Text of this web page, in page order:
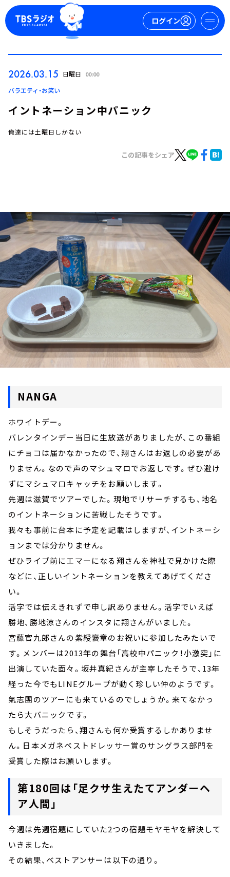
ログイン
ログイン
トピックス
TBS Podcast
お知らせ
イベント・グッズ
YouTube
会社情報
2026.03.15 日曜日 00:00
バラエティ・お笑い
イントネーション中パニック
俺達には土曜日しかない
この記事をシェア
NANGA
ホワイトデー。
バレンタインデー当日に生放送がありましたが、この番組
にチョコは届かなかったので、翔さんはお返しの必要があ
りません。なので声のマシュマロでお返しです。ぜひ避け
ずにマシュマロキャッチをお願いします。
先週は滋賀でツアーでした。現地でリサーチするも、地名
のイントネーションに苦戦したそうです。
我々も事前に台本に予定を記載はしますが、イントネーシ
ョンまでは分かりません。
ぜひライブ前にエマーになる翔さんを神社で見かけた際
などに、正しいイントネーションを教えてあげてくださ
い。
活字では伝えきれずで申し訳ありません。活字でいえば
勝地、勝地涼さんのインスタに翔さんがいました。
宮藤官九郎さんの紫綬褒章のお祝いに参加したみたいで
す。メンバーは2013年の舞台「高校中パニック！小激突」に
出演していた面々。坂井真紀さんが主宰したそうで、13年
経った今でもLINEグループが動く珍しい仲のようです。
氣志團のツアーにも来ているのでしょうか。来てなかっ
たら大パニックです。
もしそうだったら、翔さんも何か受賞するしかありませ
ん。日本メガネベストドレッサー賞のサングラス部門を
受賞した際はお願いします。
第180回は「足クサ生えたてアンダーヘ
ア人間」
今週は先週宿題にしていた2つの宿題モヤモヤを解決して
いきました。
その結果、ベストアンサーは以下の通り。